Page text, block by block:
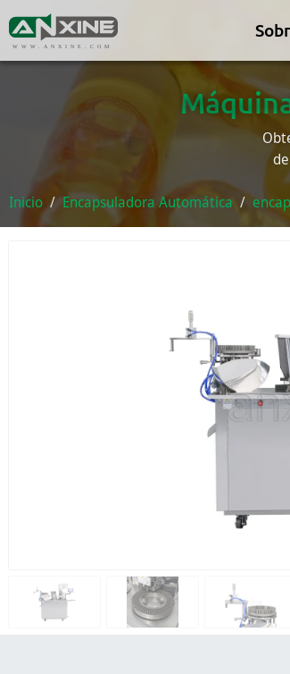
WWW.ANXINE.COM
Inicio
Encapsuladora Automática